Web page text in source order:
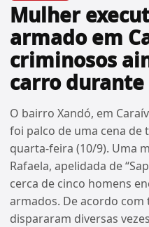
Mulher
armado em
criminosos
carro
O bairro Xandó, em
foi palco de uma cena de
quarta-feira (10/9). Uma
Rafaela, apelidada de
cerca de cinco homens
armados. De acordo
dispararam diversas